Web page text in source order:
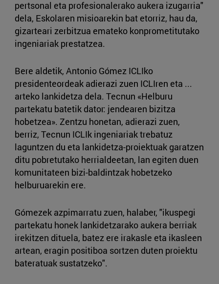
pertsonal eta profesionalerako aukera izugarria"
dela, Eskolaren misioarekin bat etorriz, hau da,
gizarteari zerbitzua emateko konprometitutako
ingeniariak prestatzea.
Bere aldetik, Antonio Gómez ICLIko
presidenteordeak adierazi zuen ICLIren eta ...
arteko lankidetza dela. Tecnun «Helburu
partekatu batetik dator: jendearen bizitza
hobetzea». Zentzu honetan, adierazi zuen,
berriz, Tecnun ICLIk ingeniariak trebatuz
laguntzen du eta lankidetza-proiektuak garatzen
ditu pobretutako herrialdeetan, lan egiten duen
komunitateen bizi-baldintzak hobetzeko
helburuarekin ere.
Gómezek azpimarratu zuen, halaber, "ikuspegi
partekatu honek lankidetzarako aukera berriak
irekitzen dituela, batez ere irakasle eta ikasleen
artean, eragin positiboa sortzen duten proiektu
bateratuak sustatzeko".